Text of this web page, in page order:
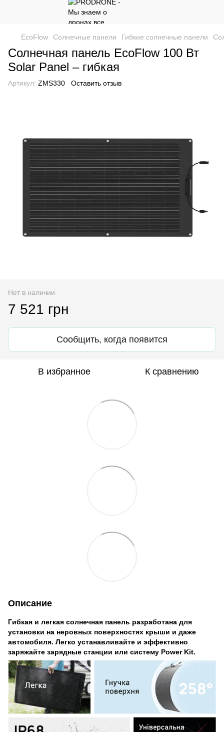
EcoFlow Солнечные панели Гибкие солнечные панели
Солнечная панель EcoFlow 100 Вт
Solar Panel – гибкая
Артикул: ZMS330 Оставить отзыв
Нет в наличии
7 521 грн
Сообщить, когда появится
В избранное К сравнению
Описание
Гибкая и легкая солнечная панель разработана для
установки на неровных поверхностях крыши и даже
автомобиля. Легко устанавливайте и эффективно
заряжайте зарядные станции или систему Power Kit.